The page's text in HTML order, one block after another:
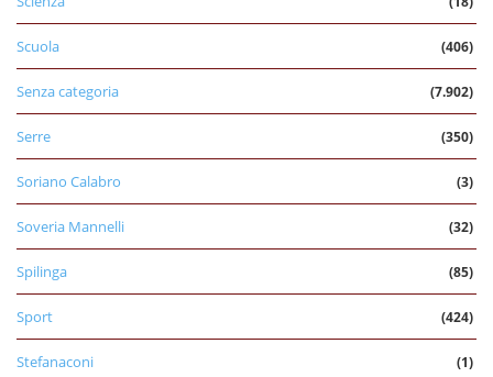
Scuola (406)
Senza categoria (7.902)
Serre (350)
Soriano Calabro (3)
Soveria Mannelli (32)
Spilinga (85)
Sport (424)
Stefanaconi (1)